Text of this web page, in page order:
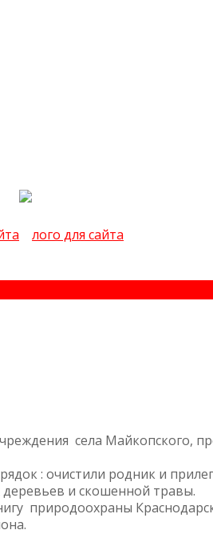
села Майкопского,
: очистили родник и
и скошенной травы.
природоохраны